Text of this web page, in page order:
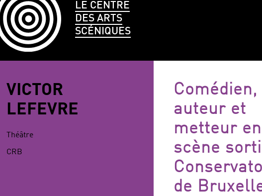
LE CENTRE
DES ARTS
SCÉNIQUES
COMPÉTENCE
PARLÉES
VICTOR
LEFEVRE
Théâtre
CRB
Comédien,
auteur et
metteur en
scène
de